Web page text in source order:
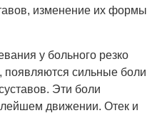
изменение их формы
у больного резко
появляются сильные боли
Эти боли
движении. Отек и